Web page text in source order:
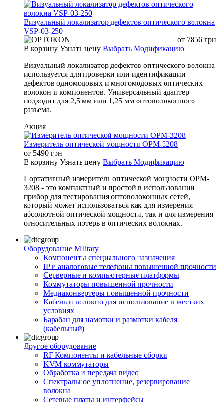
Визуальный локализатор дефектов оптического волокна
VSP-03-250
от 7856 грн
В корзину Узнать цену Выбрать Модификацию
Визуальный локализатор дефектов оптического волокна
используется для проверки или идентификации
дефектов одномодовых и многомодовых оптических
волокон и компонентов. Универсальный адаптер
подходит для 2,5 мм или 1,25 мм оптоволоконного
разъема.
Акция
Измеритель оптической мощности OPM-3208
от 5490 грн
В корзину Узнать цену Выбрать Модификацию
Портативный измеритель оптической мощности OPM-
3208 - это компактный и простой в использовании
прибор для тестирования оптоволоконных сетей,
который может использоваться как для измерения
абсолютной оптической мощности, так и для измерения
относительных потерь в оптических волокнах.
Оборудование Military
Компоненты специального назначения
IP и аналоговые телефоны повышенной прочности
Серверные и компьютерные платформы
Коммутаторы повышенной прочности
Медиаконвертеры повышенной прочности
Кабель и волокно для использование в жестких
условиях
Барабан для намотки и размотки кабеля
(кабельный)
Другое оборудование
RF Компоненты и кабельные сборки
KVM коммутаторы
Обработка и передача видео
Спектральное уплотнение, резервирование
волокна
Сетевые платы и интерфейсы